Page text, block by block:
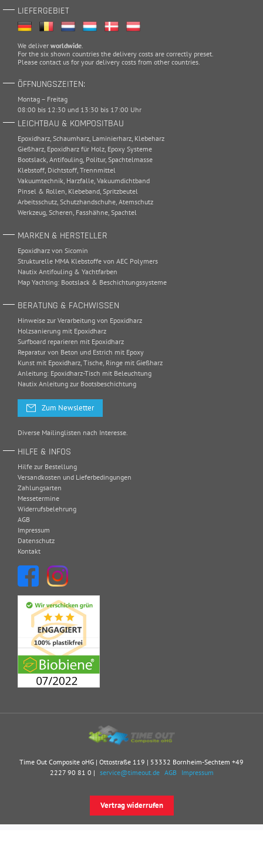
LIEFERGEBIET
We deliver worldwide
For the six shown countries the delivery costs are correctly preset.
Please contact us for your delivery costs from other countries.
ÖFFNUNGSZEITEN:
Montag – Freitag
08:00 bis 12:30 und 13:30 bis 17:00 Uhr
LEICHTBAU & KOMPOSITBAU
Epoxidharz Schaumharz Laminierharz Klebeharz
Gießharz Epoxidharz für Holz Epoxy Systeme
Bootslack Antifouling Politur, Spachtelmasse
Klebstoff Dichtstoff Trennmittel
Vakuumtechnik Harzfalle Vakuumdichtband
Pinsel & Rollen Klebeband Spritzbeutel
Arbeitsschutz Schutzhandschuhe Atemschutz
Werkzeug Scheren Fasshähne Spachtel
MARKEN & HERSTELLER
Epoxidharz von Sicomin
Strukturelle MMA Klebstoffe von AEC Polymers
Nautix Antifouling & Yachtfarben
Map Yachting: Bootslack & Beschichtungssysteme
BERATUNG & FACHWISSEN
Hinweise zur Verarbeitung von Epoxidharz
Holzsanierung mit Epoxidharz
Surfboard reparieren mit Epoxidharz
Reparatur von Beton und Estrich mit Epoxy
Kunst mit Epoxidharz, Tische, Ringe mit Gießharz
Anleitung: Epoxidharz-Tisch mit Beleuchtung
Nautix Anleitung zur Bootsbeschichtung
Zum Newsletter
Diverse Mailinglisten nach Interesse.
HILFE & INFOS
Hilfe zur Bestellung
Versandkosten und Lieferbedingungen
Zahlungsarten
Messetermine
Widerrufsbelehrung
AGB
Impressum
Datenschutz
Kontakt
Time Out Composite oHG | Ottostraße 119 | 53332 Bornheim-Sechtem +49
2227 90 81 0 | service@timeout.de AGB Impressum
Vertrag widerrufen